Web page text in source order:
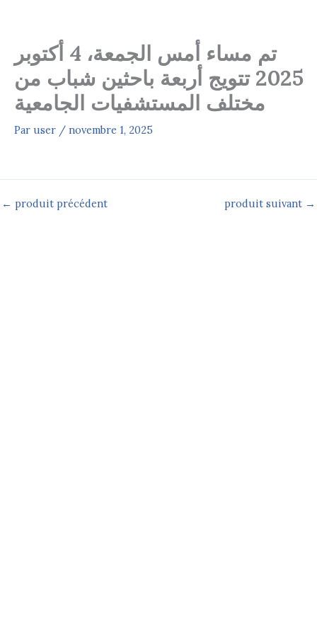
تم مساء أمس الجمعة، 4 أكتوبر
2025 تتويج أربعة باحثين شباب من
مختلف المستشفيات الجامعية
Par user / novembre 1, 2025
← produit précédent produit suivant →